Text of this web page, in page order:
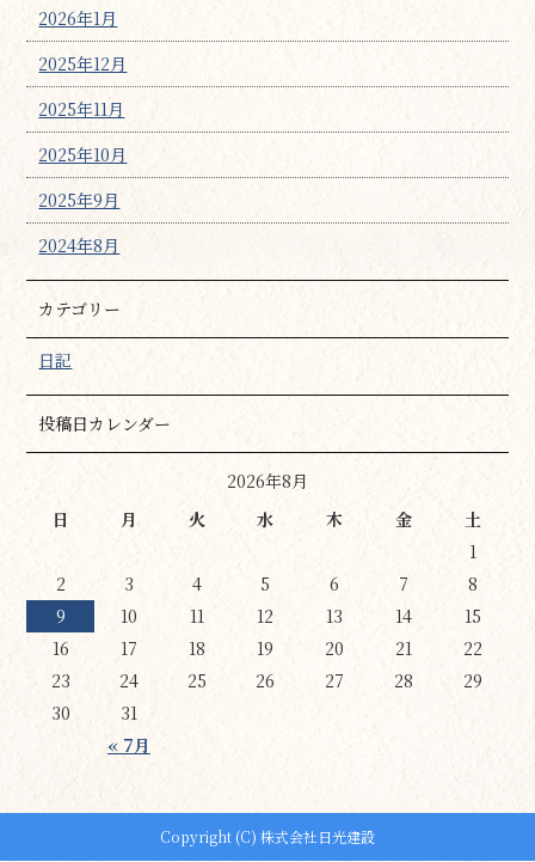
2026年1月
2025年12月
2025年11月
2025年10月
2025年9月
2024年8月
カテゴリー
日記
投稿日カレンダー
2026年8月
日
月 火 水 木 金 土
« 7月
1
2
3 4 5 6 7
8
9
10 11 12 13 14
15
16
17 18 19 20 21
22
23
24 25 26 27 28
29
30
31
Copyright (C) 株式会社日光建設